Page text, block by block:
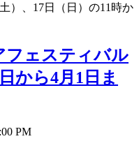
）、17日（日）の11時か
フェスティバル
から4月1日ま
PM